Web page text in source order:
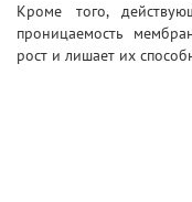
Кроме того,
проницаемость
рост и лишает их